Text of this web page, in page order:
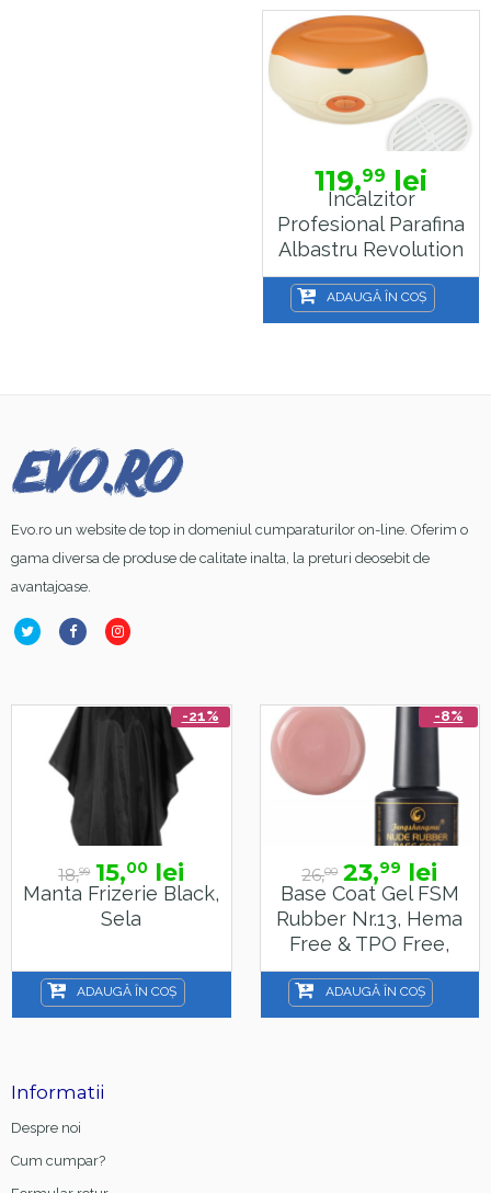
119,99 lei
Incalzitor
Profesional Parafina
Albastru Revolution
3000 Ml, Sela
ADAUGĂ ÎN COȘ
Evo.ro un website de top in domeniul cumparaturilor on-line. Oferim o
gama diversa de produse de calitate inalta, la preturi deosebit de
avantajoase.
-21%
18,99 15,00 lei
Manta Frizerie Black,
Sela
ADAUGĂ ÎN COȘ
-8%
26,00 23,99 lei
Base Coat Gel FSM
Rubber Nr.13, Hema
Free & TPO Free,
15ml
ADAUGĂ ÎN COȘ
Informatii
Despre noi
Cum cumpar?